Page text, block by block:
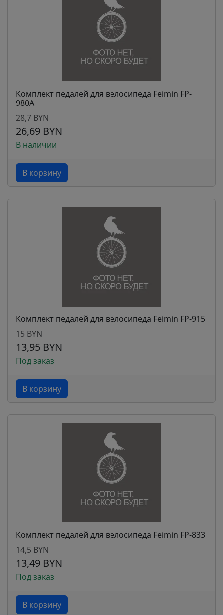
Комплект педалей для велосипеда Feimin FP-
980A
28,7 BYN
26,69 BYN
В наличии
В корзину
Комплект педалей для велосипеда Feimin FP-915
15 BYN
13,95 BYN
Под заказ
В корзину
Комплект педалей для велосипеда Feimin FP-833
14,5 BYN
13,49 BYN
Под заказ
В корзину